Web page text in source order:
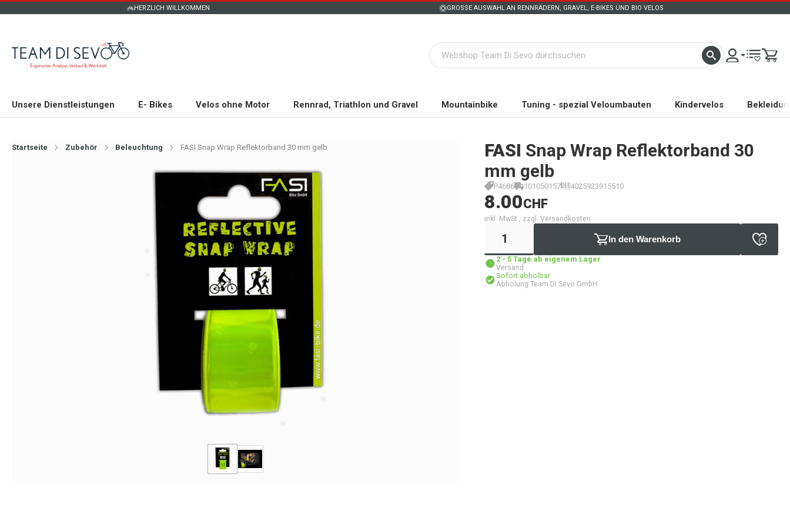
HERZLICH WILLKOMMEN GROSSE AUSWAHL AN RENNRÄDERN, GRAVEL, E-BIKES UND BIO VELOS
Unsere Dienstleistungen E- Bikes Velos ohne Motor Rennrad, Triathlon und Gravel Mountainbike Tuning - spezial Veloumbauten Kindervelos
Startseite Zubehör Beleuchtung FASI Snap Wrap Reflektorband 30 mm gelb FASI Snap Wrap Reflektorband 30
mm gelb
P4686 101050157 4025923915510
8.00CHF
inkl. MwSt., zzgl. Versandkosten
In den Warenkorb
2 - 5 Tage ab eigenem Lager
Versand
Sofort abholbar
Abholung Team Di Sevo GmbH